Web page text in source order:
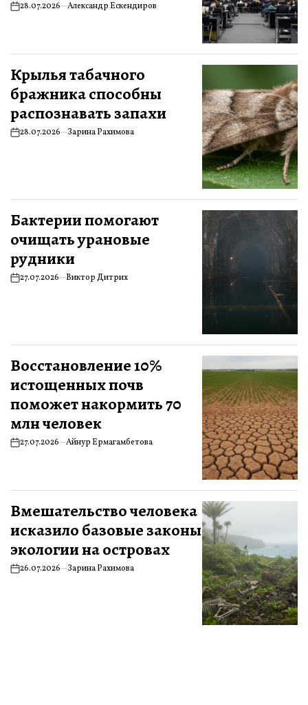
28.07.2026 Александр Ескендиров
Крылья табачного
бражника способны
распознавать запахи
28.07.2026 Зарина Рахимова
Бактерии помогают
очищать урановые
рудники
27.07.2026 Виктор Дитрих
Восстановление 10%
истощенных почв
поможет накормить 70
млн человек
27.07.2026 Айнур Ермагамбетова
Вмешательство человека
исказило базовые законы
экологии на островах
26.07.2026 Зарина Рахимова